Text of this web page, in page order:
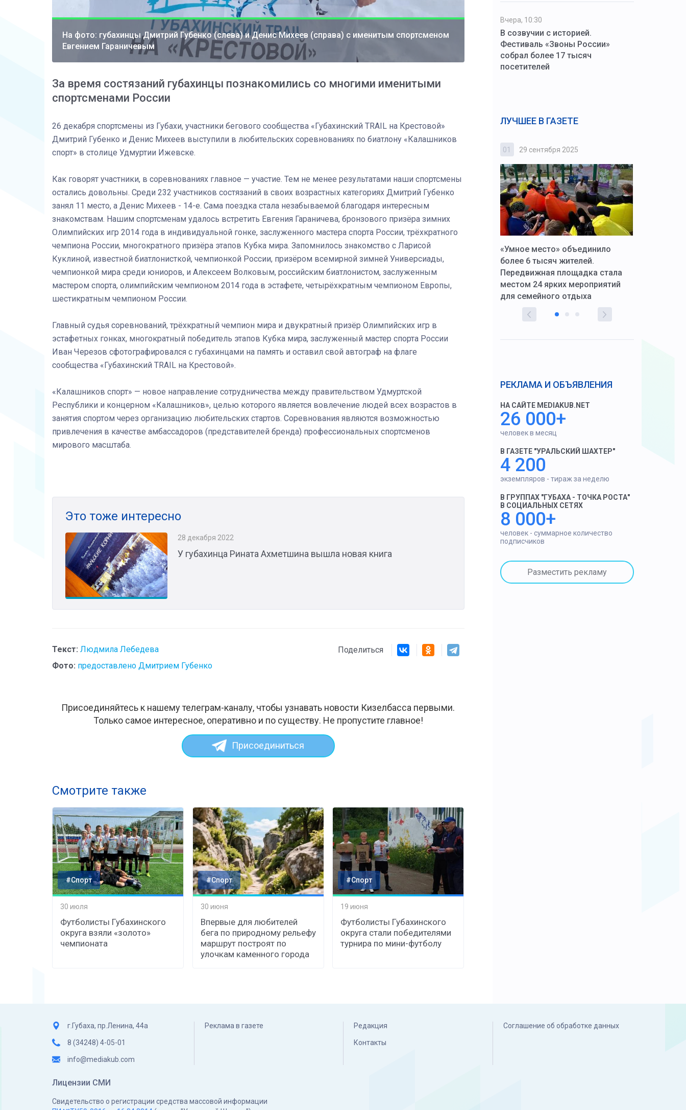
На фото: губахинцы Дмитрий Губенко (слева) и Денис Михеев (справа) с именитым спортсменом
Евгением Гараничевым
За время состязаний губахинцы познакомились со многими именитыми
спортсменами России
26 декабря спортсмены из Губахи, участники бегового сообщества «Губахинский TRAIL на Крестовой»
Дмитрий Губенко и Денис Михеев выступили в любительских соревнованиях по биатлону «Калашников
спорт» в столице Удмуртии Ижевске.
Как говорят участники, в соревнованиях главное — участие. Тем не менее результатами наши спортсмены
остались довольны. Среди 232 участников состязаний в своих возрастных категориях Дмитрий Губенко
занял 11 место, а Денис Михеев - 14-е. Сама поездка стала незабываемой благодаря интересным
знакомствам. Нашим спортсменам удалось встретить Евгения Гараничева, бронзового призёра зимних
Олимпийских игр 2014 года в индивидуальной гонке, заслуженного мастера спорта России, трёхкратного
чемпиона России, многократного призёра этапов Кубка мира. Запомнилось знакомство с Ларисой
Куклиной, известной биатлонисткой, чемпионкой России, призёром всемирной зимней Универсиады,
чемпионкой мира среди юниоров, и Алексеем Волковым, российским биатлонистом, заслуженным
мастером спорта, олимпийским чемпионом 2014 года в эстафете, четырёхкратным чемпионом Европы,
шестикратным чемпионом России.
Главный судья соревнований, трёхкратный чемпион мира и двукратный призёр Олимпийских игр в
эстафетных гонках, многократный победитель этапов Кубка мира, заслуженный мастер спорта России
Иван Черезов сфотографировался с губахинцами на память и оставил свой автограф на флаге
сообщества «Губахинский TRAIL на Крестовой».
«Калашников спорт» — новое направление сотрудничества между правительством Удмуртской
Республики и концерном «Калашников», целью которого является вовлечение людей всех возрастов в
занятия спортом через организацию любительских стартов. Соревнования являются возможностью
привлечения в качестве амбассадоров (представителей бренда) профессиональных спортсменов
мирового масштаба.
Это тоже интересно
28 декабря 2022
У губахинца Рината Ахметшина вышла новая книга
Текст: Людмила Лебедева
Фото: предоставлено Дмитрием Губенко
Поделиться
Присоединяйтесь к нашему телеграм-каналу, чтобы узнавать новости Кизелбасса первыми.
Только самое интересное, оперативно и по существу. Не пропустите главное!
Присоединиться
Смотрите также
#Спорт
30 июля
Футболисты Губахинского
округа взяли «золото»
чемпионата
#Спорт
30 июня
Впервые для любителей
бега по природному рельефу
маршрут построят по
улочкам каменного города
#Спорт
19 июня
Футболисты Губахинского
округа стали победителями
турнира по мини-футболу
Вчера, 10:30
В созвучии с историей.
Фестиваль «Звоны России»
собрал более 17 тысяч
посетителей
ЛУЧШЕЕ В ГАЗЕТЕ
Штурмовик огня. Казак Алексей
Коробов после возвращения со
спецоперации сделал
реальностью свою детскую
01 29 сентября 2025
«Умное место» объединило
более 6 тысяч жителей.
Передвижная площадка стала
местом 24 ярких мероприятий
для семейного отдыха
РЕКЛАМА И ОБЪЯВЛЕНИЯ
НА САЙТЕ MEDIAKUB.NET
26 000+
человек в месяц
В ГАЗЕТЕ "УРАЛЬСКИЙ ШАХТЕР"
4 200
экземпляров - тираж за неделю
В ГРУППАХ "ГУБАХА - ТОЧКА РОСТА"
В СОЦИАЛЬНЫХ СЕТЯХ
8 000+
человек - суммарное количество
подписчиков
Разместить рекламу
г.Губаха, пр.Ленина, 44а
8 (34248) 4-05-01
info@mediakub.com
Реклама в газете Редакция
Контакты
Соглашение об обработке данных
Лицензии СМИ
Свидетельство о регистрации средства массовой информации